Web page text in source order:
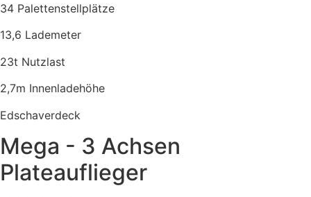
34 Palettenstellplätze
13,6 Lademeter
23t Nutzlast
2,7m Innenladehöhe
Edschaverdeck
Mega - 3 Achsen
Plateauflieger